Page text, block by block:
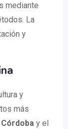
mediante
La
y
y
más
y el